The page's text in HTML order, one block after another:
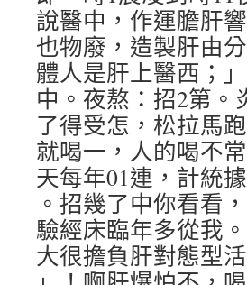
說醫中，作運膽肝
也物廢，造製肝由
體人是肝上醫西；
中。夜熬：招2第
了得受怎，松拉馬
就喝一，人的喝不
天每年01連，計統
。招幾了中你看看
驗經床臨年多從我
大很擔負肝對態型